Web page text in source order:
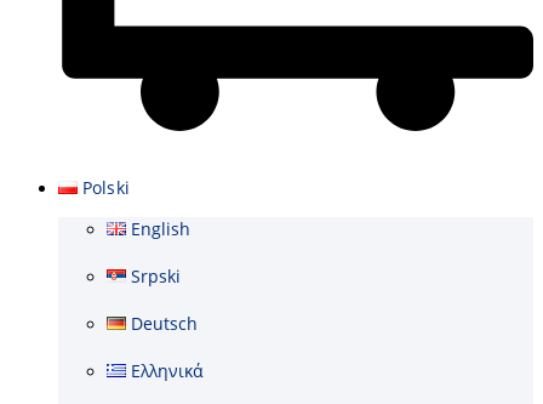
Polski
English
Srpski
Deutsch
Ελληνικά